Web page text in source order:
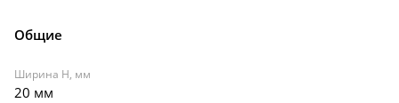
Общие
Ширина H, мм
20 мм